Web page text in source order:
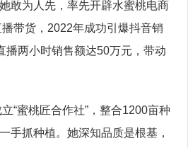
敢为人先，率先开辟水蜜桃电商
带货，2022年成功引爆抖音销
播两小时销售额达50万元，带动
蜜桃匠合作社”，整合1200亩种
手抓种植。她深知品质是根基，